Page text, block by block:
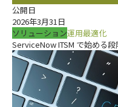
公開日
2026年3月31日
ソリューション運用最適化
ServiceNow ITSM で始める